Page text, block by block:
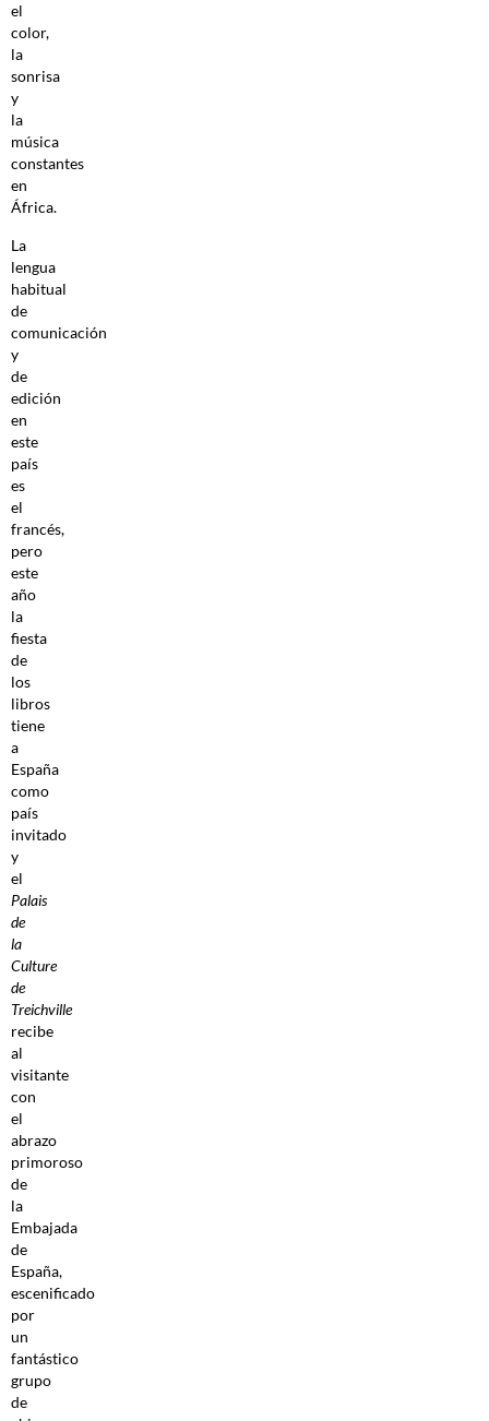
el
color,
la
sonrisa
y
la
música
constantes
en
África.
La
lengua
habitual
de
comunicación
y
de
edición
en
este
país
es
el
francés,
pero
este
año
la
fiesta
de
los
libros
tiene
a
España
como
país
invitado
y
el
Palais
de
la
Culture
de
Treichville
recibe
al
visitante
con
el
abrazo
primoroso
de
la
Embajada
de
España,
escenificado
por
un
fantástico
grupo
de